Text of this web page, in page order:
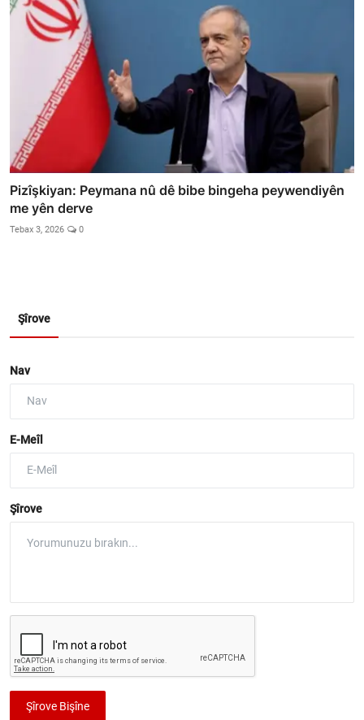
Pizîşkiyan: Peymana nû dê bibe bingeha peywendiyên
me yên derve
Tebax 3, 2026 0
Şîrove
Nav
E-Meîl
Şîrove
Şîrove Bişîne